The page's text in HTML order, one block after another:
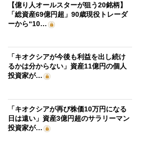
【億り人オールスターが狙う20銘柄】
「総資産69億円超」90歳現役トレーダ
ーから“10…
「キオクシアが今後も利益を出し続け
るかは分からない」資産11億円の個人
投資家が…
「キオクシアが再び株価10万円になる
日は遠い」資産3億円超のサラリーマン
投資家が…